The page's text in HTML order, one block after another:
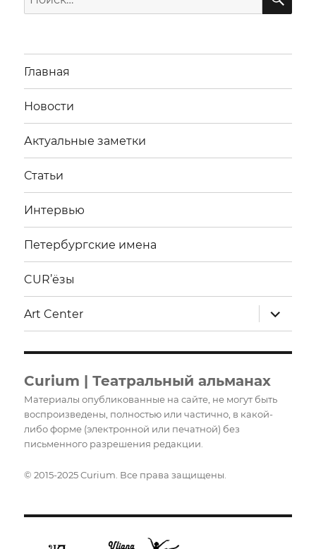
Главная
Новости
Актуальные заметки
Статьи
Интервью
Петербургские имена
CUR’ёзы
Art Center
меню
Curium | Театральный альманах
Материалы опубликованные на сайте, не могут быть
воспроизведены, полностью или частично, в какой-
либо форме (электронной или печатной) без
письменного разрешения редакции.
© 2015-2025 Curium. Все права защищены.